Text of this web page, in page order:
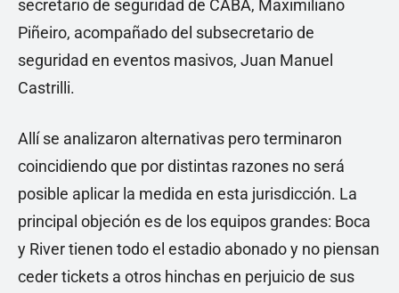
secretario de seguridad de CABA, Maximiliano
Piñeiro, acompañado del subsecretario de
seguridad en eventos masivos, Juan Manuel
Castrilli.
Allí se analizaron alternativas pero terminaron
coincidiendo que por distintas razones no será
posible aplicar la medida en esta jurisdicción. La
principal objeción es de los equipos grandes: Boca
y River tienen todo el estadio abonado y no piensan
ceder tickets a otros hinchas en perjuicio de sus